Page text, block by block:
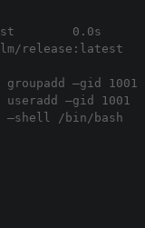
0.0s
release:latest
–gid 1001
–gid 1001
–shell /bin/bash
image
layers